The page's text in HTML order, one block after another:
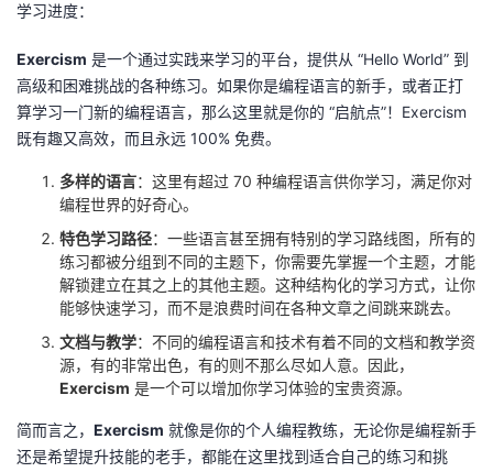
学习进度：
Exercism 是一个通过实践来学习的平台，提供从 “Hello World” 到
高级和困难挑战的各种练习。如果你是编程语言的新手，或者正打
算学习一门新的编程语言，那么这里就是你的 “启航点”！Exercism
既有趣又高效，而且永远 100% 免费。
多样的语言：这里有超过 70 种编程语言供你学习，满足你对
编程世界的好奇心。
特色学习路径：一些语言甚至拥有特别的学习路线图，所有的
练习都被分组到不同的主题下，你需要先掌握一个主题，才能
解锁建立在其之上的其他主题。这种结构化的学习方式，让你
能够快速学习，而不是浪费时间在各种文章之间跳来跳去。
文档与教学：不同的编程语言和技术有着不同的文档和教学资
源，有的非常出色，有的则不那么尽如人意。因此，
Exercism 是一个可以增加你学习体验的宝贵资源。
简而言之， Exercism 就像是你的个人编程教练，无论你是编程新手
还是希望提升技能的老手，都能在这里找到适合自己的练习和挑